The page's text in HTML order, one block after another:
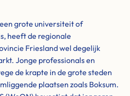
grote universiteit of
heeft de regionale
Friesland wel degelijk
Jonge professionals en
de krapte in de grote steden
plaatsen zoals Boksum.